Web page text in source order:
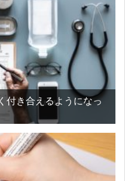
付き合えるようになっ